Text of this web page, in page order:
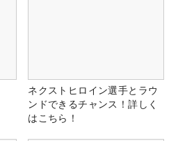
ネクストヒロイン選手とラウ
ンドできるチャンス！詳しく
はこちら！